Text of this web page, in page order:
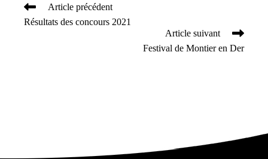
Read
more
Article précédent
Résultats des concours 2021
Article suivant
Festival de Montier en Der